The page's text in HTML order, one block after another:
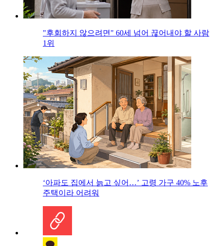
"후회하지 않으려면" 60세 넘어 끊어내야 할 사람
1위
‘아파도 집에서 늙고 싶어…’ 고령 가구 40% 노후
주택이라 어려워